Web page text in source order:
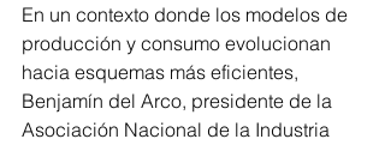
En un contexto donde los modelos de
producción y consumo evolucionan
hacia esquemas más eficientes,
Benjamín del Arco, presidente de la
Asociación Nacional de la Industria